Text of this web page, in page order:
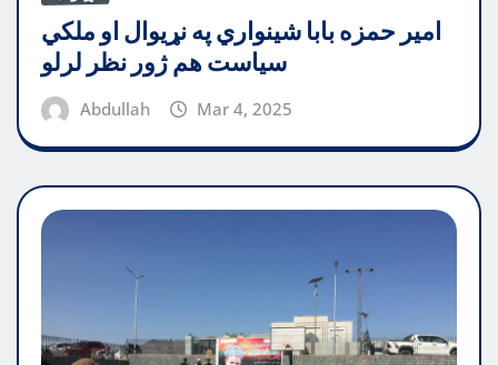
امیر حمزه بابا شینواري په نړیوال او ملکي
سیاست هم ژور نظر لرلو
Abdullah Mar 4, 2025